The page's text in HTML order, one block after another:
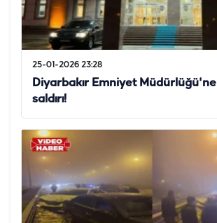
25-01-2026 23:28
Diyarbakır Emniyet Müdürlüğü'ne
saldırı!